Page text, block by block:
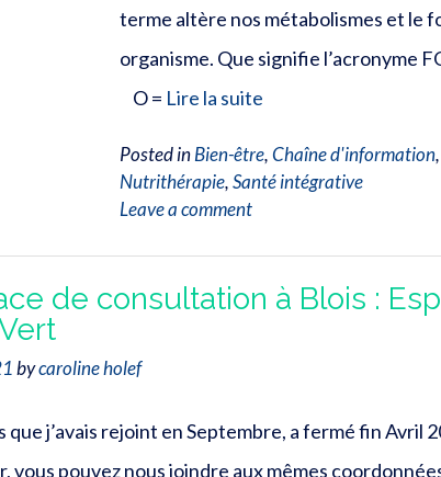
terme altère nos métabolismes et le
organisme. Que signifie l’acronyme
O = Lire la suite
Posted inBien-être,Chaîne d'information,
Nutrithérapie,Santé intégrative
Leave a comment
de consultation à Blois :
bycaroline holef
j’avais rejoint en Septembre, a fermé fin Avril
vous pouvez nous joindre aux mêmes